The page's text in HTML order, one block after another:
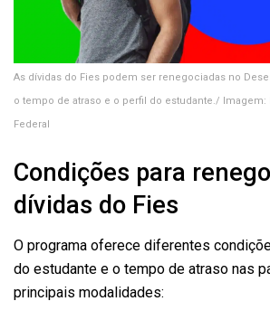
As dívidas do Fies podem ser renegociadas no
o tempo de atraso e o perfil do estudante./ Imagem:
Federal
Condições para
dívidas do Fies
O programa oferece diferentes
do estudante e o tempo de atraso nas
principais modalidades: